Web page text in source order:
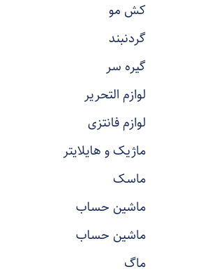
کش مو
گردنبند
گیره سر
لوازم التحریر
لوازم فانتزی
ماژیک و هایلایتر
ماسک
ماشین حساب
ماشین حساب
ماگ